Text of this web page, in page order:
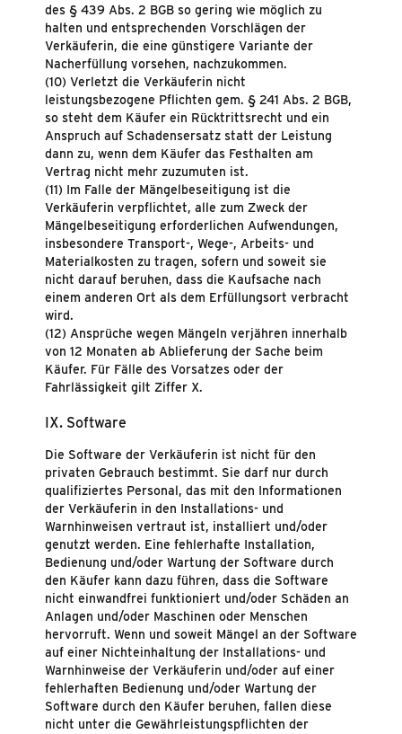
des § 439 Abs. 2 BGB so gering wie möglich zu
halten und entsprechenden Vorschlägen der
Verkäuferin, die eine günstigere Variante der
Nacherfüllung vorsehen, nachzukommen.
(10) Verletzt die Verkäuferin nicht
leistungsbezogene Pflichten gem. § 241 Abs. 2 BGB,
so steht dem Käufer ein Rücktrittsrecht und ein
Anspruch auf Schadensersatz statt der Leistung
dann zu, wenn dem Käufer das Festhalten am
Vertrag nicht mehr zuzumuten ist.
(11) Im Falle der Mängelbeseitigung ist die
Verkäuferin verpflichtet, alle zum Zweck der
Mängelbeseitigung erforderlichen Aufwendungen,
insbesondere Transport-, Wege-, Arbeits- und
Materialkosten zu tragen, sofern und soweit sie
nicht darauf beruhen, dass die Kaufsache nach
einem anderen Ort als dem Erfüllungsort verbracht
wird.
(12) Ansprüche wegen Mängeln verjähren innerhalb
von 12 Monaten ab Ablieferung der Sache beim
Käufer. Für Fälle des Vorsatzes oder der
Fahrlässigkeit gilt Ziffer X.
IX. Software
Die Software der Verkäuferin ist nicht für den
privaten Gebrauch bestimmt. Sie darf nur durch
qualifiziertes Personal, das mit den Informationen
der Verkäuferin in den Installations- und
Warnhinweisen vertraut ist, installiert und/oder
genutzt werden. Eine fehlerhafte Installation,
Bedienung und/oder Wartung der Software durch
den Käufer kann dazu führen, dass die Software
nicht einwandfrei funktioniert und/oder Schäden an
Anlagen und/oder Maschinen oder Menschen
hervorruft. Wenn und soweit Mängel an der Software
auf einer Nichteinhaltung der Installations- und
Warnhinweise der Verkäuferin und/oder auf einer
fehlerhaften Bedienung und/oder Wartung der
Software durch den Käufer beruhen, fallen diese
nicht unter die Gewährleistungspflichten der